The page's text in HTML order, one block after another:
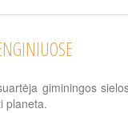
giminingos
planeta.